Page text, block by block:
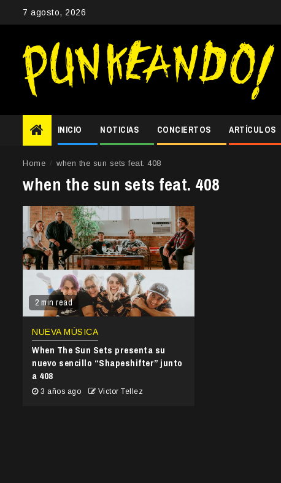
7 agosto, 2026
INICIO NOTICIAS CONCIERTOS ARTÍCULOS
Home when the sun sets feat. 408
when the sun sets feat. 408
2 min read
NUEVA MÚSICA
When The Sun Sets presenta su
nuevo sencillo “Shapeshifter” junto
a 408
3 años ago Victor Tellez